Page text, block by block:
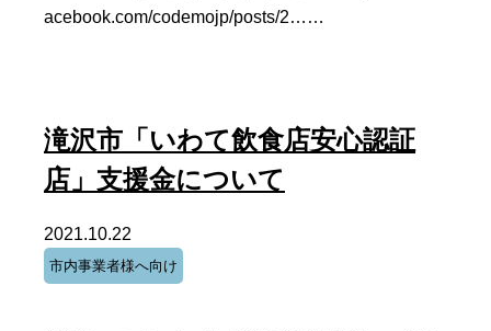
acebook.com/codemojp/posts/2……
滝沢市「いわて飲食店安心認証
店」支援金について
2021.10.22
市内事業者様へ向け